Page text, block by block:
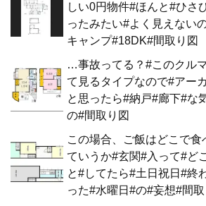
しい0円物件#ほんと#ひさ
ったみたい#よく見えない
キャンプ#18DK#間取り図
…事故ってる？#このクル
て見るタイプなので#アー
と思ったら#納戸#廊下#な
の#間取り図
この場合、ご飯はどこで食
ていうか#玄関#入って#ど
と#してたら#土日祝日#終
った#水曜日#の#妄想#間取